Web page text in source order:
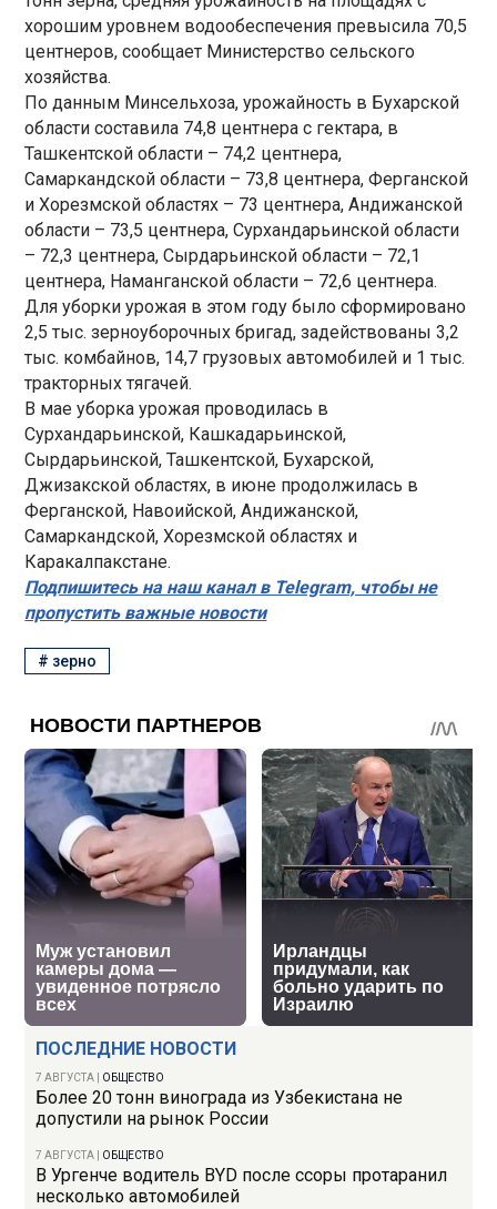
ПОСЛЕДНИЕ НОВОСТИ
7 АВГУСТА ОБЩЕСТВО
Более 20 тонн винограда из Узбекистана не
допустили на рынок России
7 АВГУСТА ОБЩЕСТВО
В Ургенче водитель BYD после ссоры протаранил
несколько автомобилей
хорошим уровнем водообеспечения превысила 70,5
центнеров, сообщает Министерство сельского
хозяйства.
По данным Минсельхоза, урожайность в Бухарской
области составила 74,8 центнера с гектара, в
Ташкентской области – 74,2 центнера,
Самаркандской области – 73,8 центнера, Ферганской
и Хорезмской областях – 73 центнера, Андижанской
области – 73,5 центнера, Сурхандарьинской области
– 72,3 центнера, Сырдарьинской области – 72,1
центнера, Наманганской области – 72,6 центнера.
Для уборки урожая в этом году было сформировано
2,5 тыс. зерноуборочных бригад, задействованы 3,2
тыс. комбайнов, 14,7 грузовых автомобилей и 1 тыс.
тракторных тягачей.
В мае уборка урожая проводилась в
Сурхандарьинской, Кашкадарьинской,
Сырдарьинской, Ташкентской, Бухарской,
Джизакской областях, в июне продолжилась в
Ферганской, Навоийской, Андижанской,
Самаркандской, Хорезмской областях и
Каракалпакстане.
Подпишитесь на наш канал в Telegram, чтобы не
пропустить важные новости
# зерно